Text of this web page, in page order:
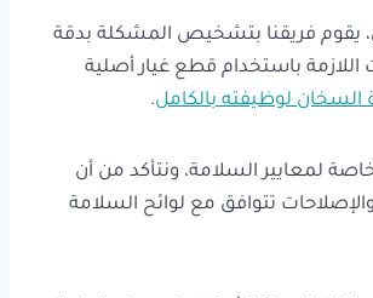
يقوم فريقنا بتشخيص المشكلة بدقة
اللازمة باستخدام قطع غيار أصلية
السخان لوظيفته بالكامل.
لمعايير السلامة، ونتأكد من أن
تتوافق مع لوائح السلامة